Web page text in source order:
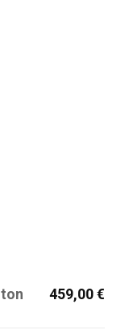
459,00 €